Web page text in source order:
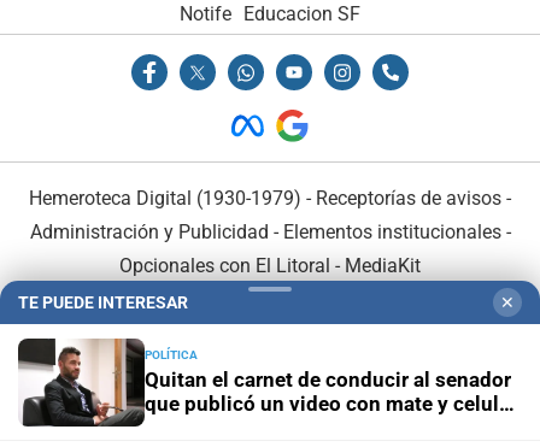
Notife Educacion SF
Hemeroteca Digital (1930-1979) - Receptorías de avisos -
Administración y Publicidad - Elementos institucionales-
Opcionales con El Litoral - MediaKit
TE PUEDE INTERESAR ✕
POLÍTICA
Quitan el carnet de conducir al senador
que publicó un video con mate y celular